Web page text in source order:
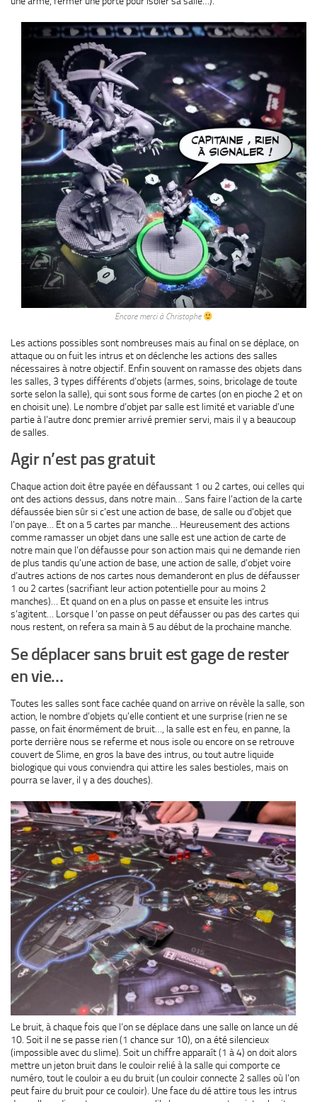
Encore merci à Christophe
Les actions possibles sont nombreuses mais au final on se déplace, on
attaque ou on fuit les intrus et on déclenche les actions des salles
nécessaires à notre objectif. Enfin souvent on ramasse des objets dans
les salles, 3 types différents d’objets (armes, soins, bricolage de toute
sorte selon la salle), qui sont sous forme de cartes (on en pioche 2 et on
en choisit une). Le nombre d’objet par salle est limité et variable d’une
partie à l’autre donc premier arrivé premier servi, mais il y a beaucoup
de salles.
Agir n’est pas gratuit
Chaque action doit être payée en défaussant 1 ou 2 cartes, oui celles qui
ont des actions dessus, dans notre main… Sans faire l’action de la carte
défaussée bien sûr si c’est une action de base, de salle ou d’objet que
l’on paye… Et on a 5 cartes par manche… Heureusement des actions
comme ramasser un objet dans une salle est une action de carte de
notre main que l’on défausse pour son action mais qui ne demande rien
de plus tandis qu’une action de base, une action de salle, d’objet voire
d’autres actions de nos cartes nous demanderont en plus de défausser
1 ou 2 cartes (sacrifiant leur action potentielle pour au moins 2
manches)… Et quand on en a plus on passe et ensuite les intrus
s’agitent… Lorsque l ‘on passe on peut défausser ou pas des cartes qui
nous restent, on refera sa main à 5 au début de la prochaine manche.
Se déplacer sans bruit est gage de rester
en vie…
Toutes les salles sont face cachée quand on arrive on révèle la salle, son
action, le nombre d’objets qu’elle contient et une surprise (rien ne se
passe, on fait énormément de bruit…, la salle est en feu, en panne, la
porte derrière nous se referme et nous isole ou encore on se retrouve
couvert de Slime, en gros la bave des intrus, ou tout autre liquide
biologique qui vous conviendra qui attire les sales bestioles, mais on
pourra se laver, il y a des douches).
Le bruit, à chaque fois que l’on se déplace dans une salle on lance un dé
10. Soit il ne se passe rien (1 chance sur 10), on a été silencieux
(impossible avec du slime). Soit un chiffre apparaît (1 à 4) on doit alors
mettre un jeton bruit dans le couloir relié à la salle qui comporte ce
numéro, tout le couloir a eu du bruit (un couloir connecte 2 salles où l’on
peut faire du bruit pour ce couloir). Une face du dé attire tous les intrus